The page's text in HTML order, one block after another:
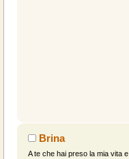
Brina
A te che hai preso la mia vita e